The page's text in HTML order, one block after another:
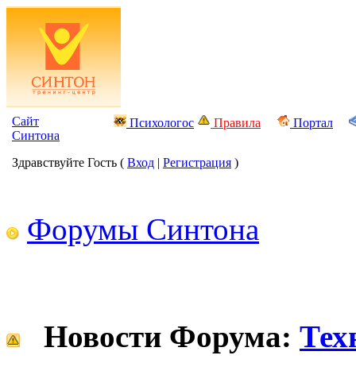
Сайт
Синтона
Психологос Правила Портал
Здравствуйте Гость ( Вход | Регистрация )
Форумы Синтона
Новости Форума: